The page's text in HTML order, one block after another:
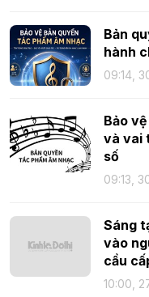
Bản
hành
09:14,
Bảo
và vai
số
09:13,
Sáng
vào
cầu
10:00,